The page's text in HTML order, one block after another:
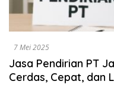
7 Mei 2025
Jasa Pendirian PT
Cerdas, Cepat, dan